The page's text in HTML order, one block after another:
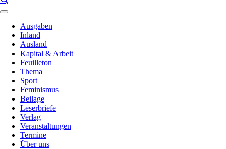
Ausgaben
Inland
Ausland
Kapital & Arbeit
Feuilleton
Thema
Sport
Feminismus
Beilage
Leserbriefe
Verlag
Veranstaltungen
Termine
Über uns